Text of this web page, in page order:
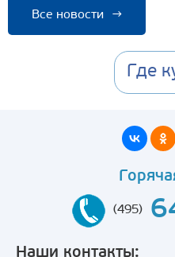
Все новости →
Где
(495)
Наши контакты: